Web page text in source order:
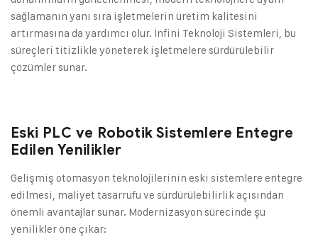
sağlamanın yanı sıra işletmelerin üretim kalitesini
artırmasına da yardımcı olur. İnfini Teknoloji Sistemleri, bu
süreçleri titizlikle yöneterek işletmelere sürdürülebilir
çözümler sunar.
Eski PLC ve Robotik Sistemlere Entegre
Edilen Yenilikler
Gelişmiş otomasyon teknolojilerinin eski sistemlere entegre
edilmesi, maliyet tasarrufu ve sürdürülebilirlik açısından
önemli avantajlar sunar. Modernizasyon sürecinde şu
yenilikler öne çıkar: